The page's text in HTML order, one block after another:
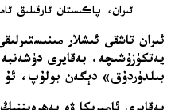
ئىران، پاكىستان ئارقىلىق
ئىران تاشقى ئىشلار
يەتكۈزۈشىچە، بەقايرى
بىلدۈردۇق» دېگەن بولۇپ، ئۇ